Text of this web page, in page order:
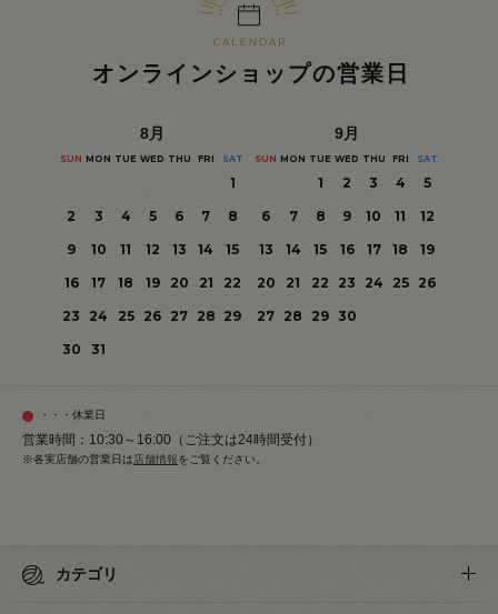
オンラインショップの営業日
8月
SUN MON TUE WED THU FRI SAT
1
2
3 4 5 6 7
8
9
10 11 12 13 14
15
16
17 18 19 20 21
22
23
24 25 26 27 28 29
30
31
9月
SUN MON TUE WED THU FRI SAT
1 2 3 4
5
6
7 8 9 10 11
12
13
14 15 16 17 18
19
20
21 22 23 24 25
26
27 28 29 30
・・・休業日
営業時間：10:30～16:00（ご注文は24時間受付）
※各実店舗の営業日は店舗情報をご覧ください。
カテゴリ